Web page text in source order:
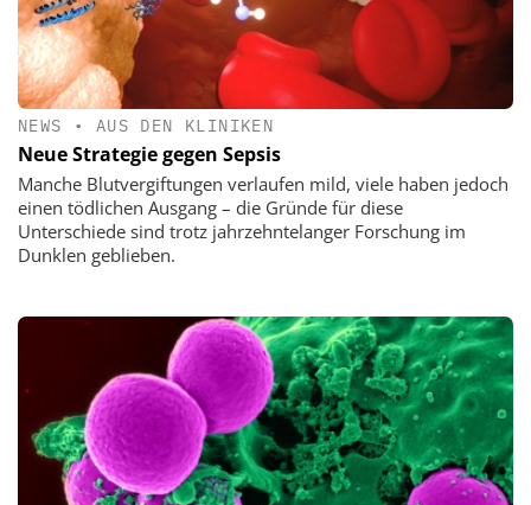
NEWS • AUS DEN KLINIKEN
Neue Strategie gegen Sepsis
Manche Blutvergiftungen verlaufen mild, viele haben jedoch
einen tödlichen Ausgang – die Gründe für diese
Unterschiede sind trotz jahrzehntelanger Forschung im
Dunklen geblieben.